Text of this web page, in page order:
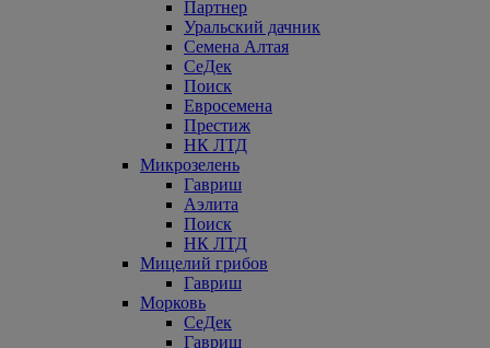
Партнер
Уральский дачник
Семена Алтая
СеДек
Поиск
Евросемена
Престиж
НК ЛТД
Микрозелень
Гавриш
Аэлита
Поиск
НК ЛТД
Мицелий грибов
Гавриш
Морковь
СеДек
Гавриш